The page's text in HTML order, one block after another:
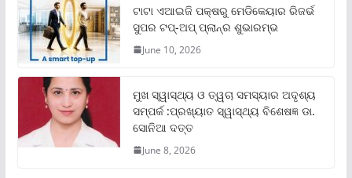
ଟାଟା ଏଆଇଜି ପକ୍ଷରୁ ମେଡିକେୟାର ରିଜର୍ଭ
ସୁପର ଟପ୍‌-ଅପ୍ ପ୍ଲାନ୍‌ର ଶୁଭାରମ୍ଭ
June 10, 2026
ମୁଖ ସ୍ୱାସ୍ଥ୍ୟ ଓ ତ୍ୱଚା ସମସ୍ୟାର ଅଦୃଶ୍ୟ
ସମ୍ପର୍କ :ପ୍ରଖ୍ୟାତ ସ୍ୱାସ୍ଥ୍ୟ ବିଶେଷଜ୍ଞ ଡା.
ସୋନିଆ ଦତ୍ତ
June 8, 2026